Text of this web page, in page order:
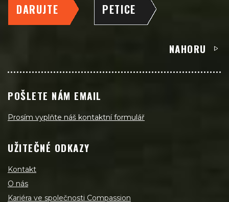
DARUJTE PETICE
NAHORU
POŠLETE NÁM EMAIL
Prosím vyplňte náš kontaktní formulář
UŽITEČNÉ ODKAZY
Kontakt
O nás
Kariéra ve společnosti Compassion